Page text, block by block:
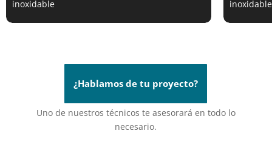
inoxidable
¿Hablamos de tu proyecto?
Uno de nuestros técnicos te asesorará en todo lo
necesario.